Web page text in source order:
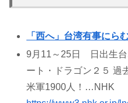
「西へ」台湾有事にら
9月11～25日 日出生台
ート・ドラゴン２５ 過
米軍1900人！…NHK